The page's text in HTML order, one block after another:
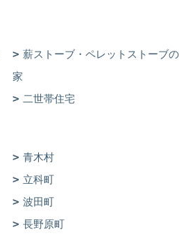
薪ストーブ・ペレットストーブの
家
二世帯住宅
青木村
立科町
波田町
長野原町